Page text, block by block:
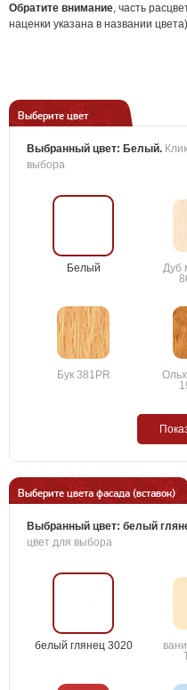
Обратите внимание, часть
наценки указана в названии
Выберите цвет
Выбранный цвет: Белый.
выбора
Белый
Дуб
Бук 381PR
Выберите цвета фасада (вставок)
Выбранный цвет: белый
цвет для выбора
белый глянец 3020